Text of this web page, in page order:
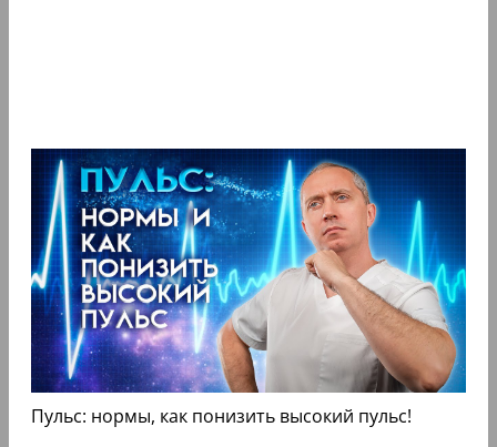
Пульс: нормы, как понизить высокий пульс!